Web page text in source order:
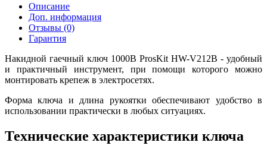
Описание
Доп. информация
Отзывы (0)
Гарантия
Накидной гаечный ключ 1000В ProsKit HW-V212B - удобный
и практичный инструмент, при помощи которого можно
монтировать крепеж в электросетях.
Форма ключа и длина рукоятки обеспечивают удобство в
использовании практически в любых ситуациях.
Технические характеристики ключа